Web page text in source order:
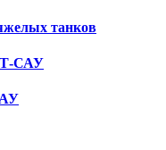
танков
САУ